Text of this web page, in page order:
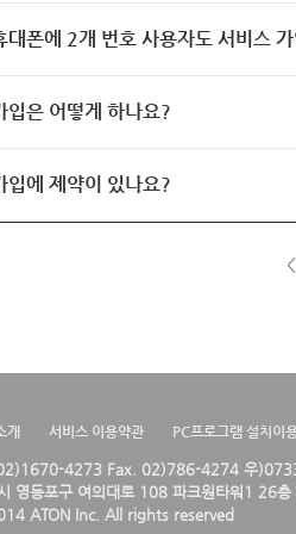
대폰에 2개 번호 사용자도 서비스
입은 어떻게 하나요?
입에 제약이 있나요?
<
개 서비스 이용약관 PC프로그램 설치이
4273 Fax. 02)786-4274 우
영등포구 여의대로 108 파크원타워1 26층
ATON Inc. All rights reserved